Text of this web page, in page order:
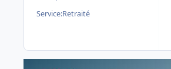
Service:Retraité